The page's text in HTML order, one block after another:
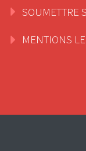
SOUMETTRE
MENTIONS